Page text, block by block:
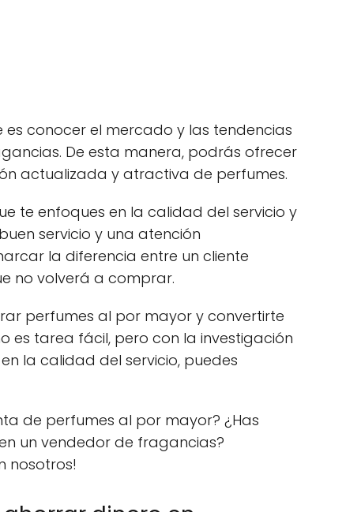
conocer el mercado y las tendencias
De esta manera, podrás ofrecer
actualizada y atractiva de perfumes.
te enfoques en la calidad del servicio y
servicio y una atención
la diferencia entre un cliente
no volverá a comprar.
perfumes al por mayor y convertirte
es tarea fácil, pero con la investigación
la calidad del servicio, puedes
de perfumes al por mayor? ¿Has
un vendedor de fragancias?
nosotros!